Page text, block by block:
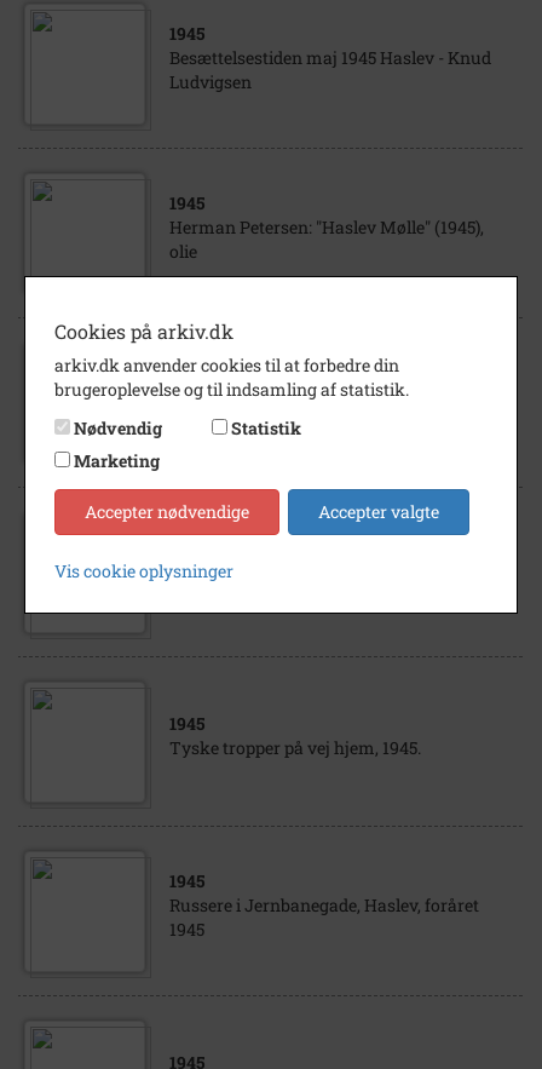
1945
Besættelsestiden maj 1945 Haslev - Knud
Ludvigsen
1945
Herman Petersen: "Haslev Mølle" (1945),
olie
1945
Tyske flygtninge i Teestruplejren, ukendte,
Den tyske kirkegård i Haslev, 1945
1945
Tyske tropper på vej hjem, 1945.
1945
Russere i Jernbanegade, Haslev, foråret
1945
1945
Cookies på arkiv.dk
arkiv.dk anvender cookies til at forbedre din
brugeroplevelse og til indsamling af statistik.
Nødvendig
Statistik
Marketing
Accepter nødvendige Accepter valgte
Vis cookie oplysninger